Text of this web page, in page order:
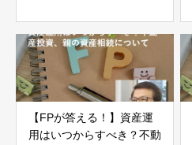
【FPが答える！】資産運
用はいつからすべき？不動